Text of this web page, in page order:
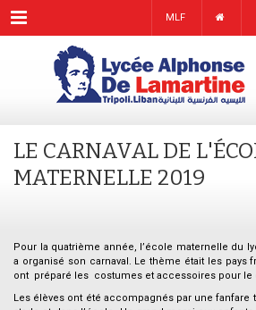
Menu MLF
LE CARNAVAL DE
MATERNELLE 2019
Pour la quatrième année, l’école maternelle du
a organisé son carnaval. Le thème était les pays
ont préparé les costumes et accessoires pour le
Les élèves ont été accompagnés par une